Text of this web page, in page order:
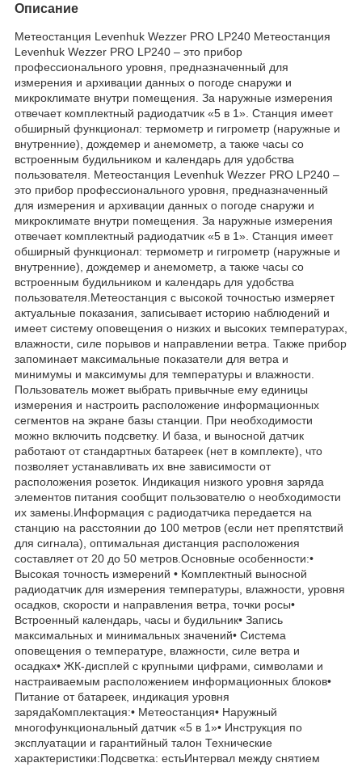
Описание
Метеостанция Levenhuk Wezzer PRO LP240 Метеостанция
Levenhuk Wezzer PRO LP240 – это прибор
профессионального уровня, предназначенный для
измерения и архивации данных о погоде снаружи и
микроклимате внутри помещения. За наружные измерения
отвечает комплектный радиодатчик «5 в 1». Станция имеет
обширный функционал: термометр и гигрометр (наружные и
внутренние), дождемер и анемометр, а также часы со
встроенным будильником и календарь для удобства
пользователя. Метеостанция Levenhuk Wezzer PRO LP240 –
это прибор профессионального уровня, предназначенный
для измерения и архивации данных о погоде снаружи и
микроклимате внутри помещения. За наружные измерения
отвечает комплектный радиодатчик «5 в 1». Станция имеет
обширный функционал: термометр и гигрометр (наружные и
внутренние), дождемер и анемометр, а также часы со
встроенным будильником и календарь для удобства
пользователя.Метеостанция с высокой точностью измеряет
актуальные показания, записывает историю наблюдений и
имеет систему оповещения о низких и высоких температурах,
влажности, силе порывов и направлении ветра. Также прибор
запоминает максимальные показатели для ветра и
минимумы и максимумы для температуры и влажности.
Пользователь может выбрать привычные ему единицы
измерения и настроить расположение информационных
сегментов на экране базы станции. При необходимости
можно включить подсветку. И база, и выносной датчик
работают от стандартных батареек (нет в комплекте), что
позволяет устанавливать их вне зависимости от
расположения розеток. Индикация низкого уровня заряда
элементов питания сообщит пользователю о необходимости
их замены.Информация с радиодатчика передается на
станцию на расстоянии до 100 метров (если нет препятствий
для сигнала), оптимальная дистанция расположения
составляет от 20 до 50 метров.Основные особенности:•
Высокая точность измерений • Комплектный выносной
радиодатчик для измерения температуры, влажности, уровня
осадков, скорости и направления ветра, точки росы•
Встроенный календарь, часы и будильник• Запись
максимальных и минимальных значений• Система
оповещения о температуре, влажности, силе ветра и
осадках• ЖК-дисплей с крупными цифрами, символами и
настраиваемым расположением информационных блоков•
Питание от батареек, индикация уровня
зарядаКомплектация:• Метеостанция• Наружный
многофункциональный датчик «5 в 1»• Инструкция по
эксплуатации и гарантийный талон Технические
характеристики:Подсветка: естьИнтервал между снятием